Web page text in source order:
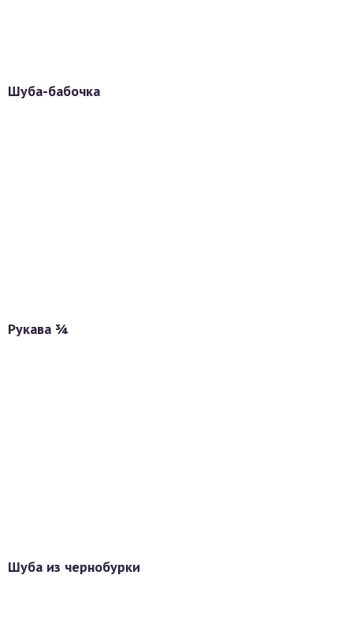
Шуба-бабочка
Рукава ¾
Шуба из чернобурки